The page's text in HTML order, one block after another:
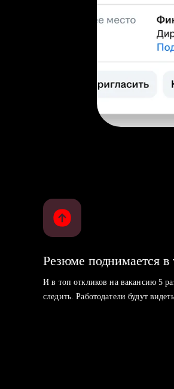
Резюме поднимается в
И в топ откликов на вакансию 5
следить. Работодатели будут